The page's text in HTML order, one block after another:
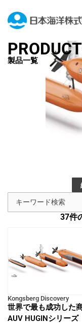
製品一覧
37件
Kongsberg Discovery
世界で最も成功した
AUV HUGINシリーズ